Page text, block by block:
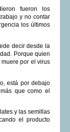
fueron los
y no contar
los últimos
decir desde la
Porque quien
por el virus
está por debajo
que como el
y las semillas
el producto